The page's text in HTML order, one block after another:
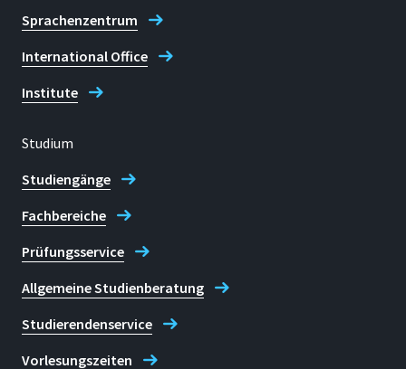
Sprachenzentrum
International Office
Institute
Studium
Studiengänge
Fachbereiche
Prüfungsservice
Allgemeine Studienberatung
Studierendenservice
Vorlesungszeiten